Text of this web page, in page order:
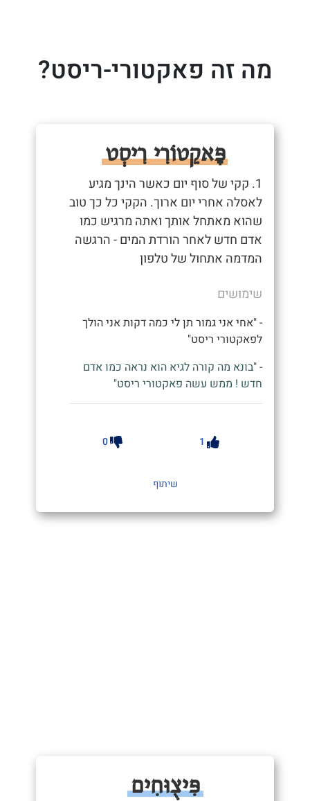
מה זה פאקטורי-ריסט?
פָּאקֵטוֹרִי רִיסְט
1. קקי של סוף יום כאשר הינך מגיע
לאסלה אחרי יום ארוך. הקקי כל כך טוב
שהוא מאתחל אותך ואתה מרגיש כמו
אדם חדש לאחר הורדת המים - הרגשה
המדמה אתחול של טלפון
שימושים
- "אחי אני גמור תן לי כמה דקות אני הולך
לפאקטורי ריסט"
- "בונא מה קורה לגיא הוא נראה כמו אדם
חדש ! ממש עשה פאקטורי ריסט"
1
0
שיתוף
פִּיצֻוּחִים